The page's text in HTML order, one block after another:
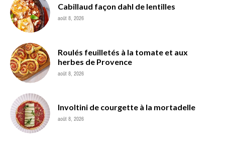
Cabillaud façon dahl de lentilles
août 8, 2026
Roulés feuilletés à la tomate et aux
herbes de Provence
août 8, 2026
Involtini de courgette à la mortadelle
août 8, 2026